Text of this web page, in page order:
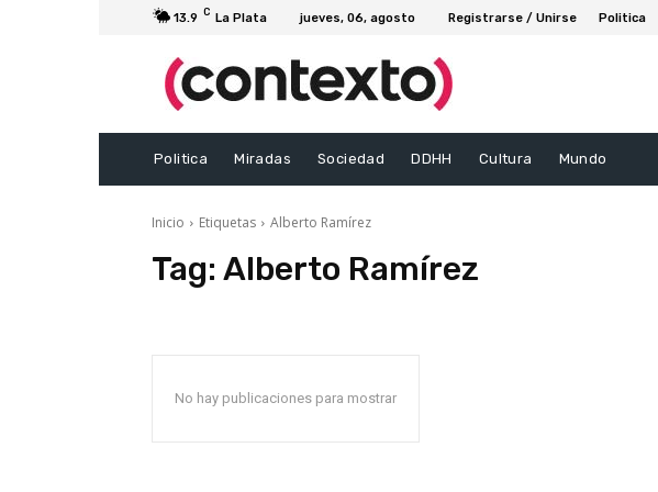
13.9 C La Plata jueves, 06, agosto Registrarse / Unirse Politica
Politica Miradas Sociedad DDHH Cultura Mundo
Inicio Etiquetas Alberto Ramírez
Tag: Alberto Ramírez
No hay publicaciones para mostrar